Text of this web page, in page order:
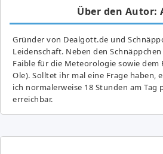
Über den Autor:
Gründer von Dealgott.de und
Leidenschaft. Neben den
Fai­ble für die Meteorologie sowie dem
Ole). Solltet ihr mal eine Frage haben,
ich normalerweise 18 Stunden am Tag
erreichbar.